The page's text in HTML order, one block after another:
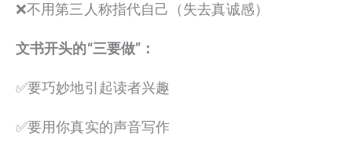
❌不用第三人称指代自己（失去真诚感）
文书开头的“三要做”：
✅要巧妙地引起读者兴趣
✅要用你真实的声音写作